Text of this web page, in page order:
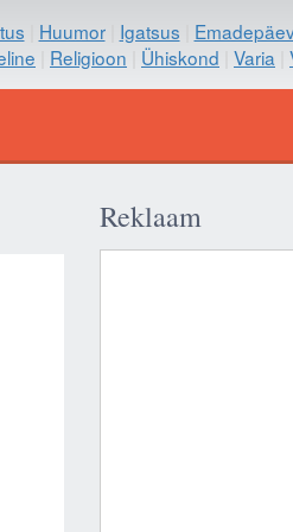
Huumor| Igatsus
Religioon Ühiskond Varia
Reklaam